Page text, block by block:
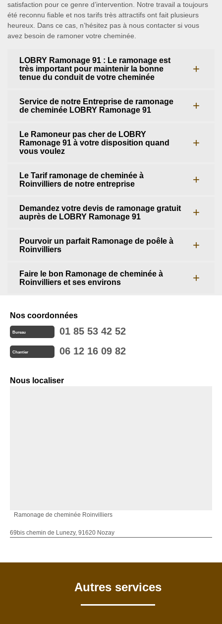
satisfaction pour ce genre d’intervention. Notre travail a toujours
été reconnu fiable et nos tarifs très attractifs ont fait plusieurs
heureux. Dans ce cas, n’hésitez pas à nous contacter si vous
avez besoin de ramoner votre cheminée.
LOBRY Ramonage 91 : Le ramonage est
très important pour maintenir la bonne
tenue du conduit de votre cheminée
Service de notre Entreprise de ramonage
de cheminée LOBRY Ramonage 91
Le Ramoneur pas cher de LOBRY
Ramonage 91 à votre disposition quand
vous voulez
Le Tarif ramonage de cheminée à
Roinvilliers de notre entreprise
Demandez votre devis de ramonage gratuit
auprès de LOBRY Ramonage 91
Pourvoir un parfait Ramonage de poêle à
Roinvilliers
Faire le bon Ramonage de cheminée à
Roinvilliers et ses environs
Nos coordonnées
Bureau 01 85 53 42 52
Chantier 06 12 16 09 82
Nous localiser
Ramonage de cheminée Roinvilliers
69bis chemin de Lunezy, 91620 Nozay
Autres services